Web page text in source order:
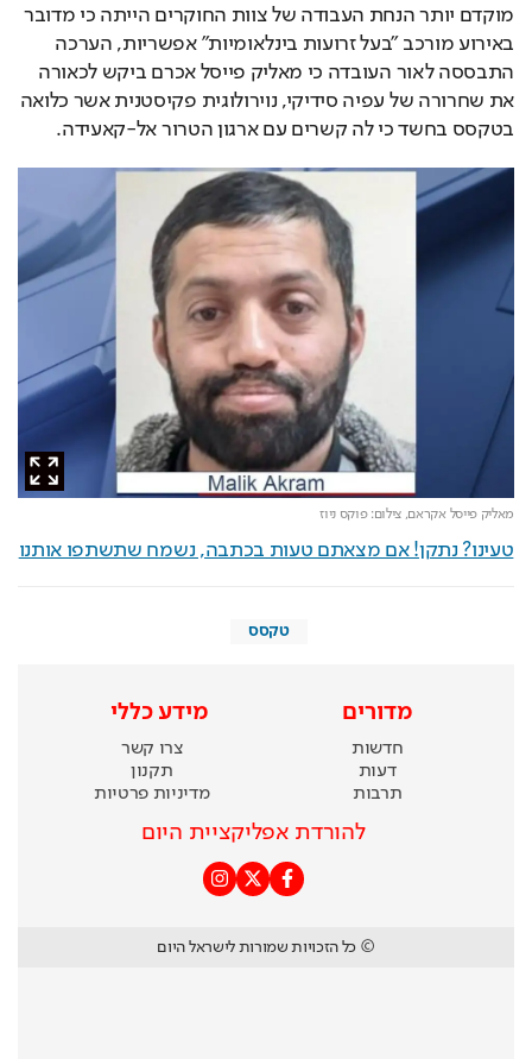
מוקדם יותר הנחת העבודה של צוות החוקרים הייתה כי מדובר
באירוע מורכב "בעל זרועות בינלאומיות" אפשריות, הערכה
התבססה לאור העובדה כי מאליק פייסל אכרם ביקש לכאורה
את שחרורה של עפיה סידיקי, נוירולוגית פקיסטנית אשר כלואה
בטקסס בחשד כי לה קשרים עם ארגון הטרור אל-קאעידה.
מאליק פייסל אקראם,צילום: פוקס ניוז
טעינו? נתקן! אם מצאתם טעות בכתבה, נשמח שתשתפו אותנו
טקסס
מדורים
חדשות
דעות
תרבות
מידע כללי
צרו קשר
תקנון
מדיניות פרטיות
להורדת אפליקציית היום
© כל הזכויות שמורות לישראל היום